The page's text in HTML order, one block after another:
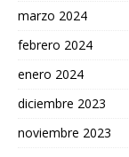
marzo 2024
febrero 2024
enero 2024
diciembre 2023
noviembre 2023